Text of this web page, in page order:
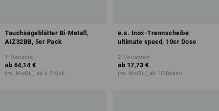
Tauchsägeblätter Bi-Metall,
AIZ32BB, 5er Pack
1 Variante
ab 64,14 €
(m. MwSt.) ab 6 Stück
e.s. Inox-Trennscheibe
ultimate speed, 10er Dose
2 Varianten
ab 17,73 €
(m. MwSt.) ab 10 Dosen